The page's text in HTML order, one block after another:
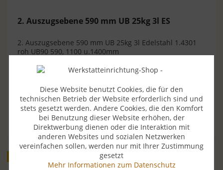
2. Auszugsebene 590 mm UB 25kg 3l ES
2. Auszugsebene 590 mm UB 25kg 3l Edelstahl 1.4301
roh UB90 590, 1100 u.1400mm
207,90 € *
Merken
Diese Website benutzt Cookies, die für den
technischen Betrieb der Website erforderlich sind und
stets gesetzt werden. Andere Cookies, die den Komfort
bei Benutzung dieser Website erhöhen, der
Direktwerbung dienen oder die Interaktion mit
anderen Websites und sozialen Netzwerken
vereinfachen sollen, werden nur mit Ihrer Zustimmung
gesetzt
Mehr Informationen zum Datenschutz